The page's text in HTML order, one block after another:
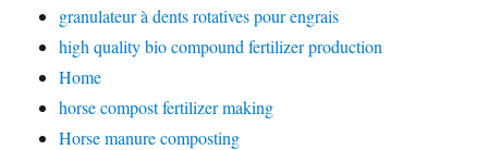
granulateur à dents rotatives pour engrais
high quality bio compound fertilizer production
Home
horse compost fertilizer making
Horse manure composting